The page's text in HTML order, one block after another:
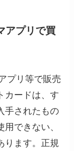
アプリで買
プリ等で販売
カードは、す
手されたもの
できない、
ります。正規